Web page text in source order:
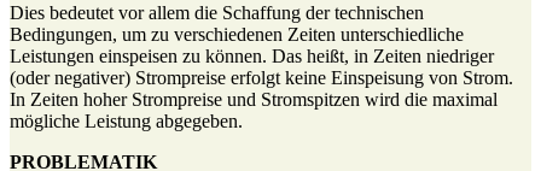
Dies bedeutet vor allem die Schaffung der technischen
Bedingungen, um zu verschiedenen Zeiten unterschiedliche
Leistungen einspeisen zu können. Das heißt, in Zeiten niedriger
(oder negativer) Strompreise erfolgt keine Einspeisung von Strom.
In Zeiten hoher Strompreise und Stromspitzen wird die maximal
mögliche Leistung abgegeben.
PROBLEMATIK